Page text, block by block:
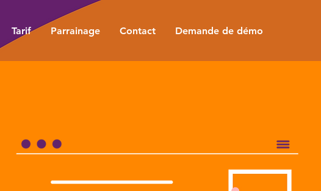
Tarif Parrainage Contact Demande de démo